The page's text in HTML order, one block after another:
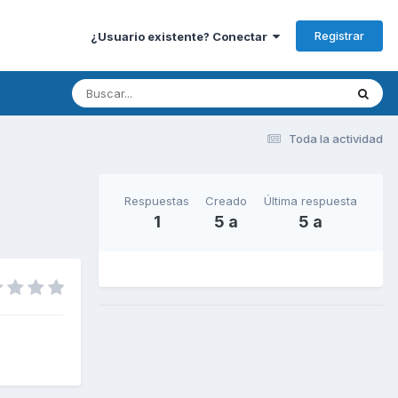
¿Usuario existente? Conectar Registrar
Toda la actividad
Respuestas
1
Creado
5 a
Última respuesta
5 a